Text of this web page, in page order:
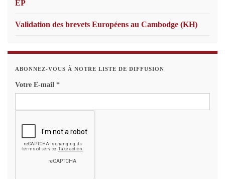
EP
Validation des brevets Européens au Cambodge (KH)
ABONNEZ-VOUS À NOTRE LISTE DE DIFFUSION
Votre E-mail *